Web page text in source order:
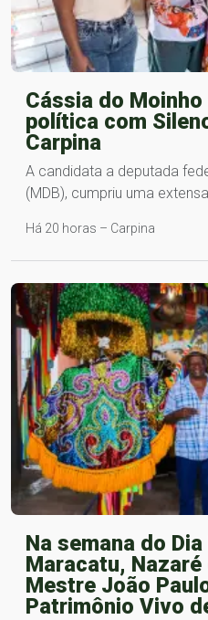
Cássia do
política com
Carpina
A candidata a deputada
(MDB), cumpriu uma
Há 20 horas – Carpina
Na semana do
Maracatu,
Mestre João
Patrimônio Vivo